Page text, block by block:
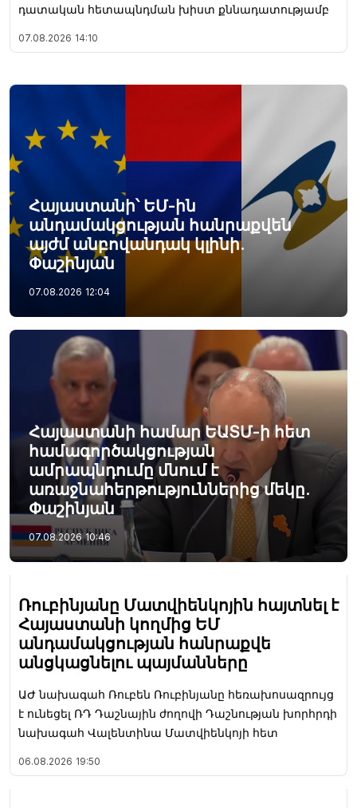
դատական հետապնդման խիստ քննադատությամբ
07.08.2026 14:10
Հայաստանի՝ ԵՄ-ին
անդամակցության հանրաքվեն
այժմ անբովանդակ կլինի.
Փաշինյան
07.08.2026 12:04
Հայաստանի համար ԵԱՏՄ-ի հետ
համագործակցության
ամրապնդումը մնում է
առաջնահերթություններից մեկը.
Փաշինյան
07.08.2026 10:46
Ռուբինյանը Մատվիենկոյին հայտնել է
Հայաստանի կողմից ԵՄ
անդամակցության հանրաքվե
անցկացնելու պայմանները
ԱԺ նախագահ Ռուբեն Ռուբինյանը հեռախոսազրույց
է ունեցել ՌԴ Դաշնային ժողովի Դաշնության խորհրդի
նախագահ Վալենտինա Մատվիենկոյի հետ
06.08.2026 19:50